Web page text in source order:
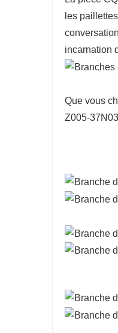
les
incarnation
Que vous
Z005-